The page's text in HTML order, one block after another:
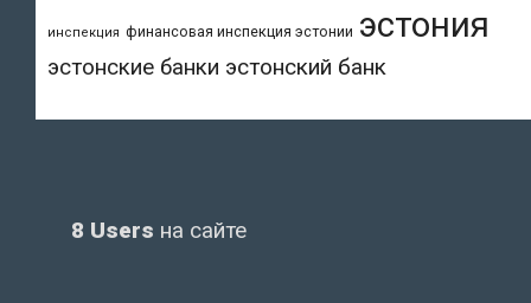
инспекция финансовая инспекция эстонии эстония
эстонские банки эстонский банк
8 Users на сайте